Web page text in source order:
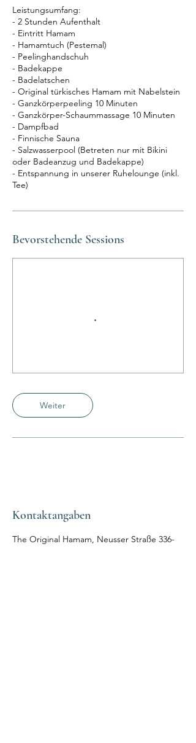
Leistungsumfang:
- 2 Stunden Aufenthalt
- Eintritt Hamam
- Hamamtuch (Pestemal)
- Peelinghandschuh
- Badekappe
- Badelatschen
- Original türkisches Hamam mit Nabelstein
- Ganzkörperpeeling 10 Minuten
- Ganzkörper-Schaummassage 10 Minuten
- Dampfbad
- Finnische Sauna
- Salzwasserpool (Betreten nur mit Bikini
oder Badeanzug und Badekappe)
- Entspannung in unserer Ruhelounge (inkl.
Bevorstehende Sessions
Weiter
Kontaktangaben
The Original Hamam, Neusser Straße 336-